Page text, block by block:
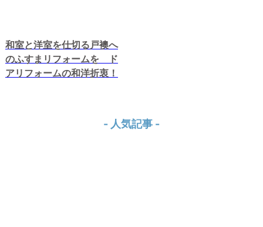
和室と洋室を仕切る戸襖へ
のふすまリフォームを ド
アリフォームの和洋折衷！
- 人気記事 -